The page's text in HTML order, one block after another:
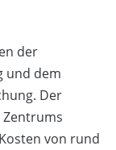
der
und dem
Der
Zentrums
von rund